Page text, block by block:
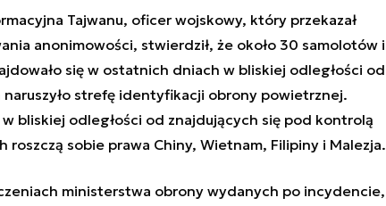
Tajwanu, oficer wojskowy, który przekazał
anonimowości, stwierdził, że około 30 samolotów i
się w ostatnich dniach w bliskiej odległości od
naruszyło strefę identyfikacji obrony powietrznej.
w bliskiej odległości od znajdujących się pod kontrolą
roszczą sobie prawa Chiny, Wietnam, Filipiny i Malezja.
ministerstwa obrony wydanych po incydencie,